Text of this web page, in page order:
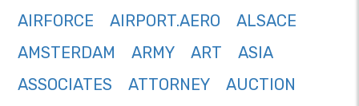
AIRFORCE
AIRPORT.AERO
ALSACE
AMSTERDAM
ARMY ART
ASIA
ASSOCIATES
ATTORNEY
AUCTION